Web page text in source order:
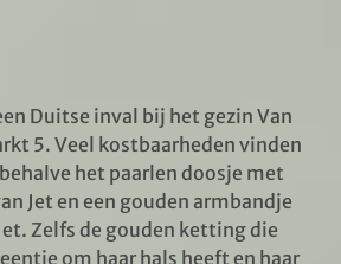
Duitse inval bij het gezin Van
5. Veel kostbaarheden vinden
het paarlen doosje met
Jet en een gouden armbandje
Zelfs de gouden ketting die
om haar hals heeft en haar